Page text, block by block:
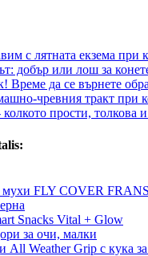
с лятната екзема при
добър или лош за
Време да се върнете
чревния тракт при
прости, толкова
мухи FLY COVER
Snacks Vital + Glow
за очи, малки
All Weather Grip с кука